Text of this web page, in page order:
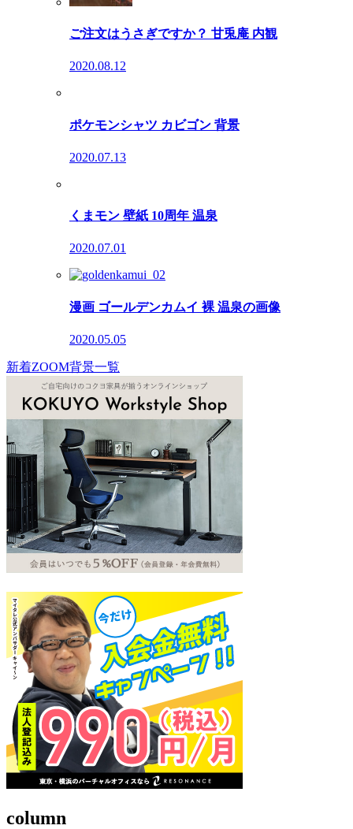
ご注文はうさぎですか？ 甘兎庵 内観
2020.08.12
ポケモンシャツ カビゴン 背景
2020.07.13
くまモン 壁紙 10周年 温泉
2020.07.01
漫画 ゴールデンカムイ 裸 温泉の画像
2020.05.05
新着ZOOM背景一覧
column